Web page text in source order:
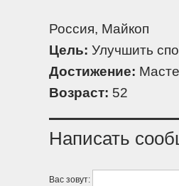
Россия, Майкоп
Цель: Улучшить
Достижение:
Возраст: 52
Написать
Вас зовут: